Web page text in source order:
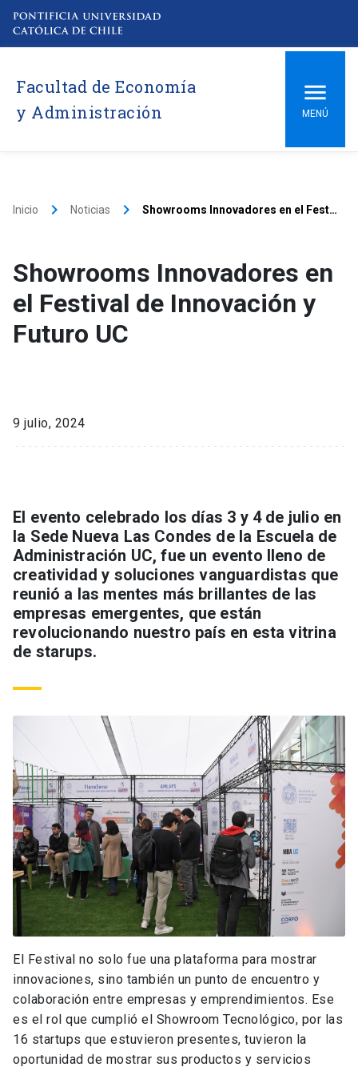
Facultad de Economía
y Administración
MENÚ
Inicio keyboard_arrow_right Noticias keyboard_arrow_right Showrooms Innovadores en el Festival de Innovación y Futuro UC
Showrooms Innovadores en
el Festival de Innovación y
Futuro UC
9 julio, 2024
El evento celebrado los días 3 y 4 de julio en
la Sede Nueva Las Condes de la Escuela de
Administración UC, fue un evento lleno de
creatividad y soluciones vanguardistas que
reunió a las mentes más brillantes de las
empresas emergentes, que están
revolucionando nuestro país en esta vitrina
de starups.
El Festival no solo fue una plataforma para mostrar
innovaciones, sino también un punto de encuentro y
colaboración entre empresas y emprendimientos. Ese
es el rol que cumplió el Showroom Tecnológico, por las
16 startups que estuvieron presentes, tuvieron la
oportunidad de mostrar sus productos y servicios